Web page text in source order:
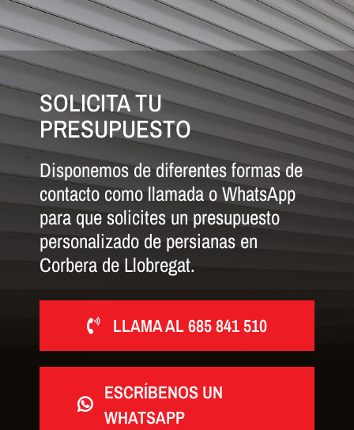
SOLICITA TU
PRESUPUESTO
Disponemos de diferentes formas de
contacto como llamada o WhatsApp
para que solicites un presupuesto
personalizado de persianas en
Corbera de Llobregat.
LLAMA AL 685 841 510
ESCRÍBENOS UN
WHATSAPP